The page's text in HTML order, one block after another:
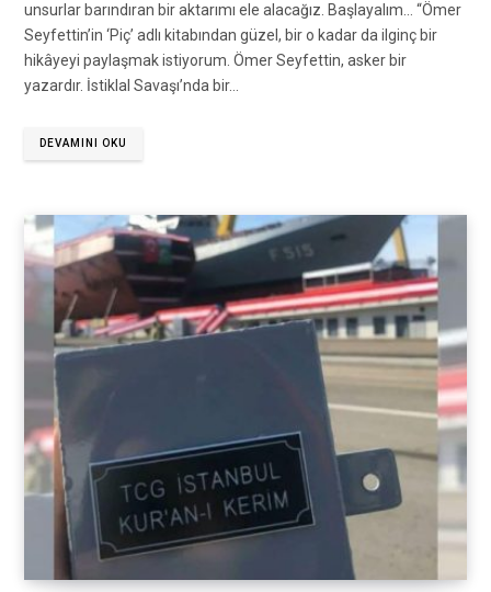
unsurlar barındıran bir aktarımı ele alacağız. Başlayalım… “Ömer
Seyfettin’in ‘Piç’ adlı kitabından güzel, bir o kadar da ilginç bir
hikâyeyi paylaşmak istiyorum. Ömer Seyfettin, asker bir
yazardır. İstiklal Savaşı’nda bir…
DEVAMINI OKU